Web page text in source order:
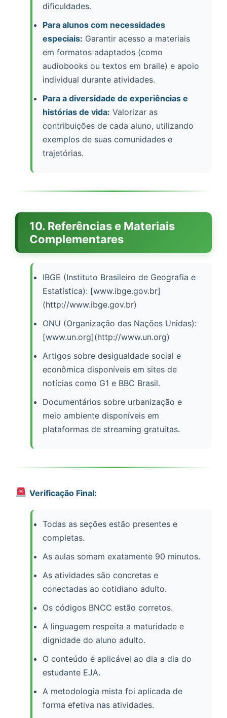
dificuldades.
Para alunos com necessidades
especiais: Garantir acesso a materiais
em formatos adaptados (como
audiobooks ou textos em braile) e apoio
individual durante atividades.
Para a diversidade de experiências e
histórias de vida: Valorizar as
contribuições de cada aluno, utilizando
exemplos de suas comunidades e
trajetórias.
10. Referências e Materiais
Complementares
IBGE (Instituto Brasileiro de Geografia e
Estatística): [www.ibge.gov.br]
(http://www.ibge.gov.br)
ONU (Organização das Nações Unidas):
[www.un.org](http://www.un.org)
Artigos sobre desigualdade social e
econômica disponíveis em sites de
notícias como G1 e BBC Brasil.
Documentários sobre urbanização e
meio ambiente disponíveis em
plataformas de streaming gratuitas.
Verificação Final:
Todas as seções estão presentes e
completas.
As aulas somam exatamente 90 minutos.
As atividades são concretas e
conectadas ao cotidiano adulto.
Os códigos BNCC estão corretos.
A linguagem respeita a maturidade e
dignidade do aluno adulto.
O conteúdo é aplicável ao dia a dia do
estudante EJA.
A metodologia mista foi aplicada de
forma efetiva nas atividades.